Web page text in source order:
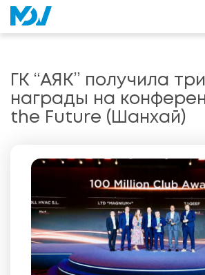
ГК “АЯК” получила
награды на
the Future (Шанхай)